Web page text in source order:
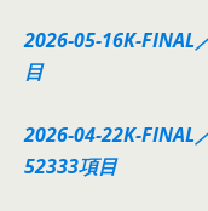
2026-05-16K-FINAL
目
2026-04-22K-FINAL
52333項目